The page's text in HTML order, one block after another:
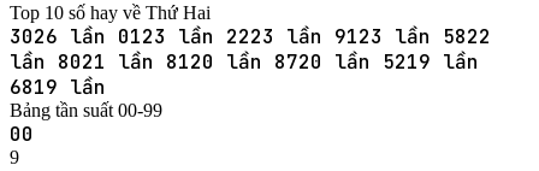
Top 10 số hay về Thứ Hai
3026 lần 0123 lần 2223 lần 9123 lần 5822
lần
8021 lần 8120 lần 8720 lần 5219 lần
6819 lần
Bảng tần suất 00-99
00
9